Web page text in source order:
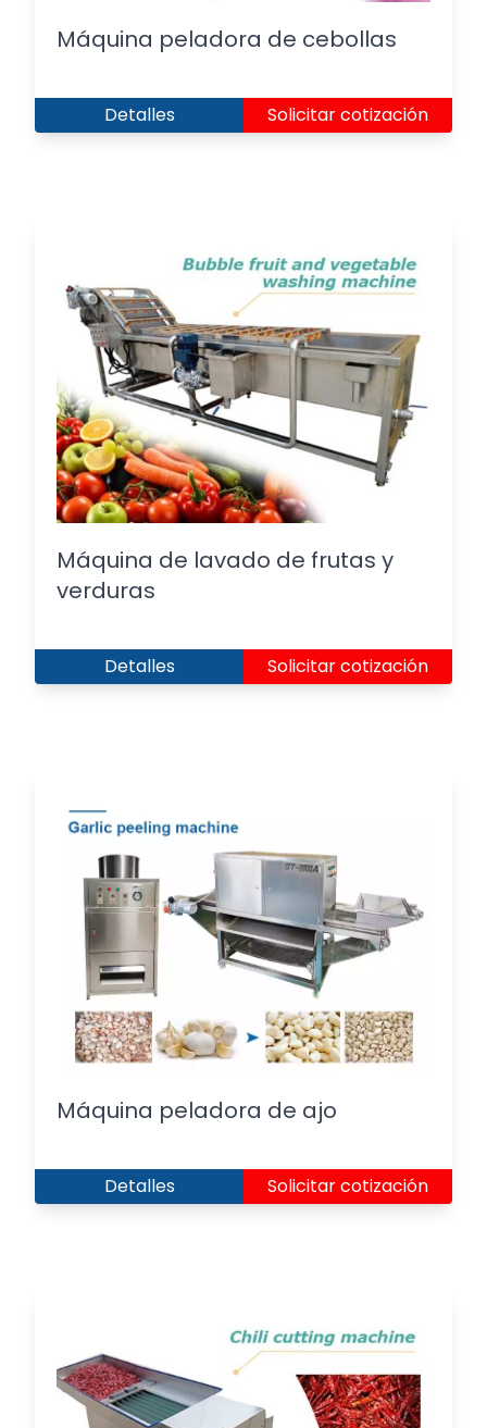
Máquina peladora de cebollas
Detalles Solicitar cotización
Máquina de lavado de frutas y
verduras
Detalles Solicitar cotización
Máquina peladora de ajo
Detalles Solicitar cotización